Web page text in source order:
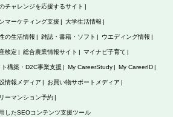
チャレンジを応援するサイト
マーケティング支援 大学生活情報
の生活情報 雑誌・書籍・ソフト ウエディング情報
検定 総合農業情報サイト マイナビ子育て
ト構築・D2C事業支援 My CareerStudy My CareerID
情報メディア お買い物サポートメディア
ーマンション予約
したSEOコンテンツ支援ツール